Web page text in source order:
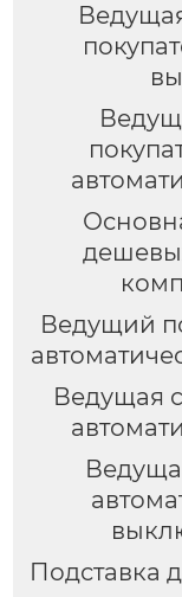
Ведущий
Ведущая
Подставка